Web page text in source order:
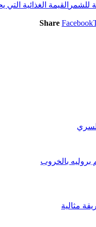
للشمر القيمة الغذائية التي
Share Facebook
بالخروب
مثالية